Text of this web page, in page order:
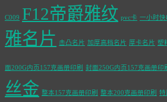
C009 F12帝爵雅纹 pvc卡 一小时快
雅名片 击凸名片 加厚高档名片 厚卡名片 塑
面200G内页157克画册印刷 封面250G内页157克画册印
丝金 整本157克画册印刷 整本200克画册印刷 特